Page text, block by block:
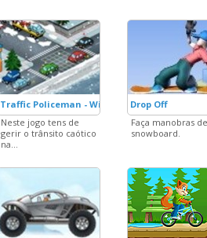
Traffic Policeman - Winter Edition
Neste jogo tens de
gerir o trânsito caótico
na...
Drop Off
Faça manobras de
snowboard.